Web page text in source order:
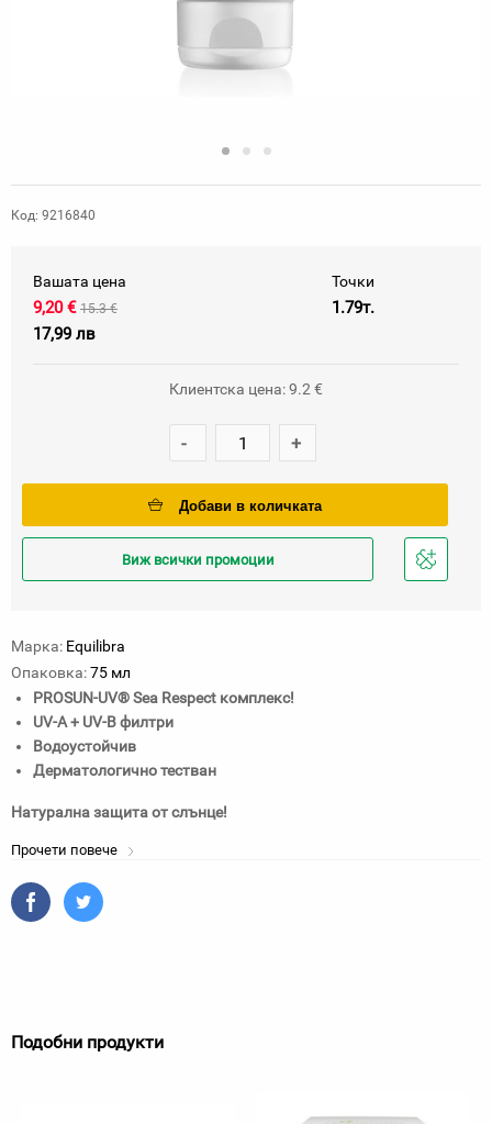
Код: 9216840
Вашата цена
9,20 € 15.3 €
17,99 лв
Точки
1.79т.
Клиентска цена: 9.2 €
- +
Добави в количката
Виж всички промоции
Добави
Марка: Equilibra
Опаковка:75 мл
PROSUN-UV® Sea Respect комплекс!
UV-A + UV-B филтри
Водоустойчив
Дерматологично тестван
Натурална защита от слънце!
Прочети повече
Подобни продукти